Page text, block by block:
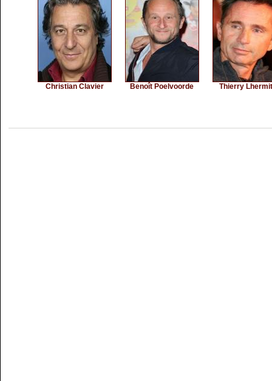
Christian Clavier Benoît Poelvoorde Thierry